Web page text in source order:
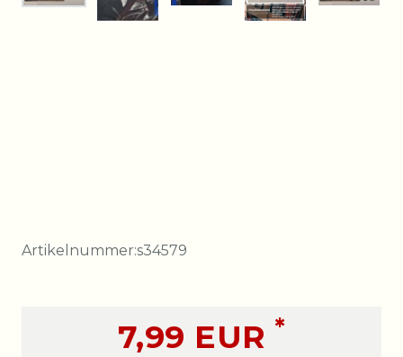
Artikelnummer:s34579
7,99 EUR *